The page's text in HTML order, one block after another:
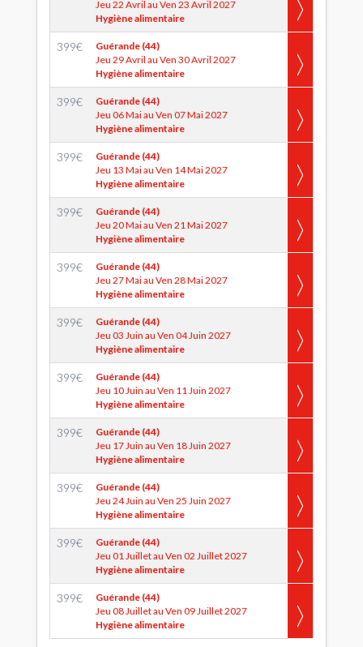
Jeu 22 Avril au Ven 23 Avril 2027
Hygiène alimentaire
399€
Guérande (44)
Jeu 29 Avril au Ven 30 Avril 2027
Hygiène alimentaire
399€
Guérande (44)
Jeu 06 Mai au Ven 07 Mai 2027
Hygiène alimentaire
399€
Guérande (44)
Jeu 13 Mai au Ven 14 Mai 2027
Hygiène alimentaire
399€
Guérande (44)
Jeu 20 Mai au Ven 21 Mai 2027
Hygiène alimentaire
399€
Guérande (44)
Jeu 27 Mai au Ven 28 Mai 2027
Hygiène alimentaire
399€
Guérande (44)
Jeu 03 Juin au Ven 04 Juin 2027
Hygiène alimentaire
399€
Guérande (44)
Jeu 10 Juin au Ven 11 Juin 2027
Hygiène alimentaire
399€
Guérande (44)
Jeu 17 Juin au Ven 18 Juin 2027
Hygiène alimentaire
399€
Guérande (44)
Jeu 24 Juin au Ven 25 Juin 2027
Hygiène alimentaire
399€
Guérande (44)
Jeu 01 Juillet au Ven 02 Juillet 2027
Hygiène alimentaire
399€
Guérande (44)
Jeu 08 Juillet au Ven 09 Juillet 2027
Hygiène alimentaire